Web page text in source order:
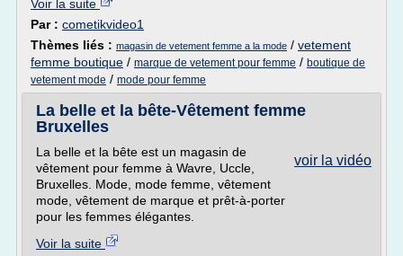
Voir la suite
Par : cometikvideo1
Thèmes liés : magasin de vetement femme a la mode / vetement
femme boutique / marque de vetement pour femme / boutique de
vetement mode / mode pour femme
La belle et la bête-Vêtement femme
Bruxelles
voir la vidéo
La belle et la bête est un magasin de
vêtement pour femme à Wavre, Uccle,
Bruxelles. Mode, mode femme, vêtement
mode, vêtement de marque et prêt-à-porter
pour les femmes élégantes.
Voir la suite